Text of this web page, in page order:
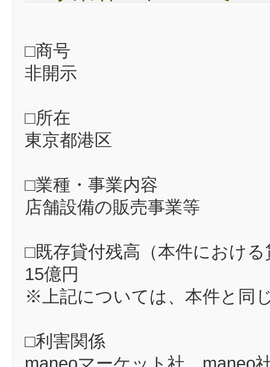
□商号
非開示
□所在
東京都港区
□業種・事業内容
店舗設備の販売事業等
□既存貸付残高（本件におけ
15億円
※上記については、本件と同
□利害関係